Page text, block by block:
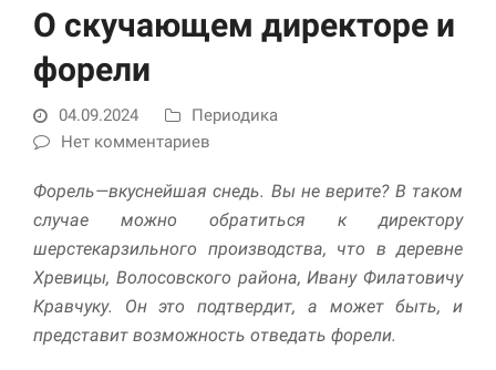
О скучающем директоре и
форели
04.09.2024
Периодика
Нет комментариев
Форель—вкуснейшая снедь. Вы не верите? В таком
случае можно обратиться к директору
шерстекарзильного производства, что в деревне
Хревицы, Волосовского района, Ивану Филатовичу
Кравчуку. Он это подтвердит, а может быть, и
представит возможность отведать форели.
Необходимые